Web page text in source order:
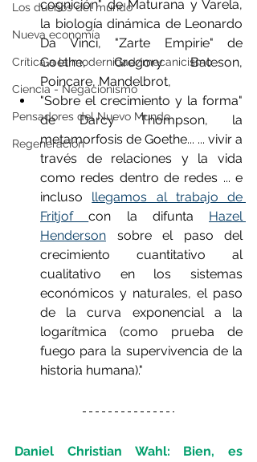
Los dueños del mundo
Nueva economía
Crítica a la modernidad/mecanicismo
Ciencia - Negacionismo
Pensadores del Nuevo Mundo
Regeneración
cognición" de Maturana y Varela,
la biología dinámica de Leonardo
Da Vinci, "Zarte Empirie" de
Goethe, Gregory Bateson,
Poincare, Mandelbrot,
"Sobre el crecimiento y la forma"
de Darcy Thompson, la
metamorfosis de Goethe... ... vivir a
través de relaciones y la vida
como redes dentro de redes ... e
incluso llegamos al trabajo de
Fritjof con la difunta Hazel
Henderson sobre el paso del
crecimiento cuantitativo al
cualitativo en los sistemas
económicos y naturales, el paso
de la curva exponencial a la
logarítmica (como prueba de
fuego para la supervivencia de la
historia humana)."
Daniel Christian Wahl: Bien, es